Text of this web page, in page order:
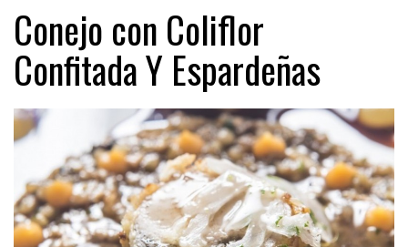
Conejo con Coliflor
Confitada Y Espardeñas